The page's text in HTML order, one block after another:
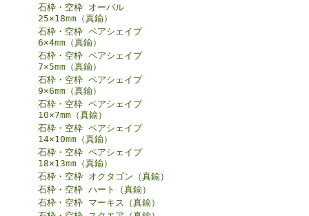
石枠・空枠 オーバル
25×18mm（真鍮）
石枠・空枠 ペアシェイプ
6×4mm（真鍮）
石枠・空枠 ペアシェイプ
7×5mm（真鍮）
石枠・空枠 ペアシェイプ
9×6mm（真鍮）
石枠・空枠 ペアシェイプ
10×7mm（真鍮）
石枠・空枠 ペアシェイプ
14×10mm（真鍮）
石枠・空枠 ペアシェイプ
18×13mm（真鍮）
石枠・空枠 オクタゴン（真鍮）
石枠・空枠 ハート（真鍮）
石枠・空枠 マーキス（真鍮）